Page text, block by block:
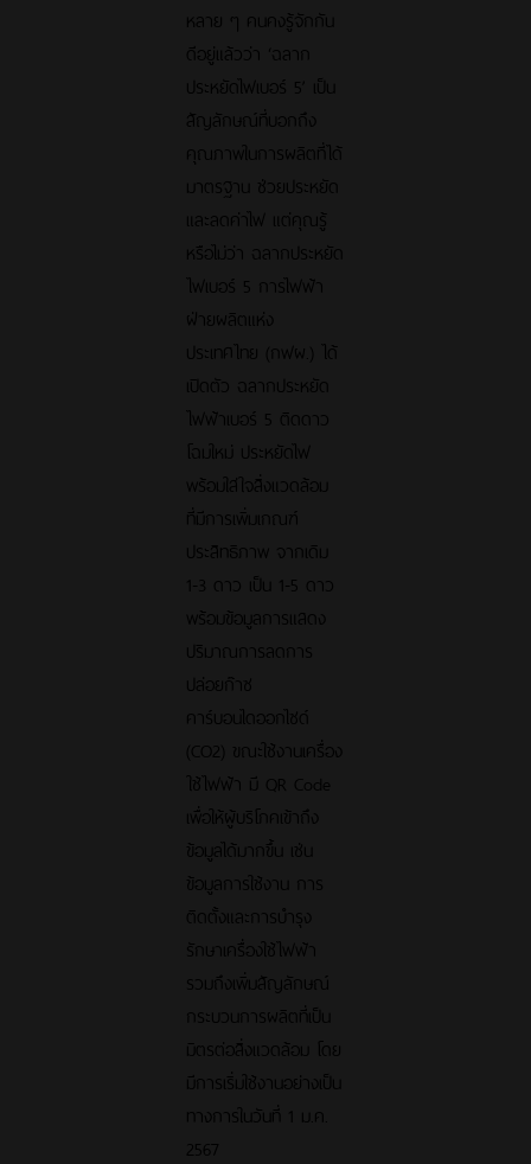
หลาย ๆ คนคงรู้จักกัน
ดีอยู่แล้วว่า ‘ฉลาก
ประหยัดไฟเบอร์ 5’ เป็น
สัญลักษณ์ที่บอกถึง
คุณภาพในการผลิตที่ได้
มาตรฐาน ช่วยประหยัด
และลดค่าไฟ แต่คุณรู้
หรือไม่ว่า ฉลากประหยัด
ไฟเบอร์ 5 การไฟฟ้า
ฝ่ายผลิตแห่ง
ประเทศไทย (กฟผ.) ได้
เปิดตัว ฉลากประหยัด
ไฟฟ้าเบอร์ 5 ติดดาว
โฉมใหม่ ประหยัดไฟ
พร้อมใส่ใจสิ่งแวดล้อม
ที่มีการเพิ่มเกณฑ์
ประสิทธิภาพ จากเดิม
1-3 ดาว เป็น 1-5 ดาว
พร้อมข้อมูลการแสดง
ปริมาณการลดการ
ปล่อยก๊าซ
คาร์บอนไดออกไซด์
(CO2) ขณะใช้งานเครื่อง
ใช้ไฟฟ้า มี QR Code
เพื่อให้ผู้บริโภคเข้าถึง
ข้อมูลได้มากขึ้น เช่น
ข้อมูลการใช้งาน การ
ติดตั้งและการบำรุง
รักษาเครื่องใช้ไฟฟ้า
รวมถึงเพิ่มสัญลักษณ์
กระบวนการผลิตที่เป็น
มิตรต่อสิ่งแวดล้อม โดย
มีการเริ่มใช้งานอย่างเป็น
ทางการในวันที่ 1 ม.ค.
2567